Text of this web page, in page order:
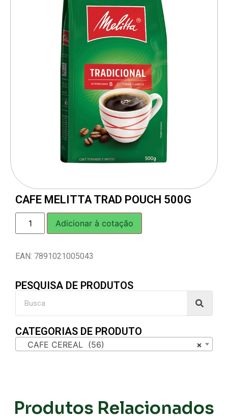
CAFE MELITTA TRAD POUCH 500G
Adicionar à cotação
EAN: 7891021005043
PESQUISA DE PRODUTOS
CATEGORIAS DE PRODUTO
×
CAFE CEREAL (56)
Produtos Relacionados